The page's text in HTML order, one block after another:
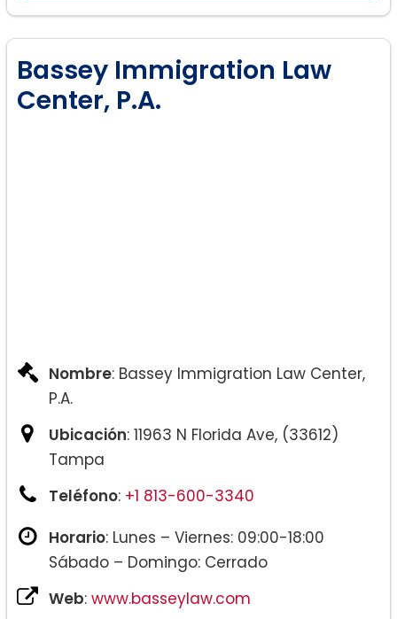
Bassey Immigration Law
Center, P.A.
Nombre: Bassey Immigration Law Center,
P.A.
Ubicación: 11963 N Florida Ave, (33612)
Tampa
Teléfono: +1 813-600-3340
Horario: Lunes – Viernes: 09:00-18:00
Sábado – Domingo: Cerrado
Web: www.basseylaw.com